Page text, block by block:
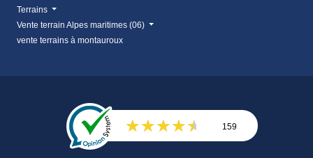
Terrains
Vente terrain Alpes maritimes (06)
vente terrains à montauroux
159